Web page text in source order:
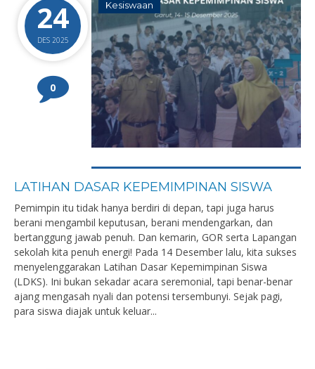
24
DES 2025
0
Kesiswaan
LATIHAN DASAR KEPEMIMPINAN SISWA
Pemimpin itu tidak hanya berdiri di depan, tapi juga harus
berani mengambil keputusan, berani mendengarkan, dan
bertanggung jawab penuh. Dan kemarin, GOR serta Lapangan
sekolah kita penuh energi! Pada 14 Desember lalu, kita sukses
menyelenggarakan Latihan Dasar Kepemimpinan Siswa
(LDKS). Ini bukan sekadar acara seremonial, tapi benar-benar
ajang mengasah nyali dan potensi tersembunyi. Sejak pagi,
para siswa diajak untuk keluar...